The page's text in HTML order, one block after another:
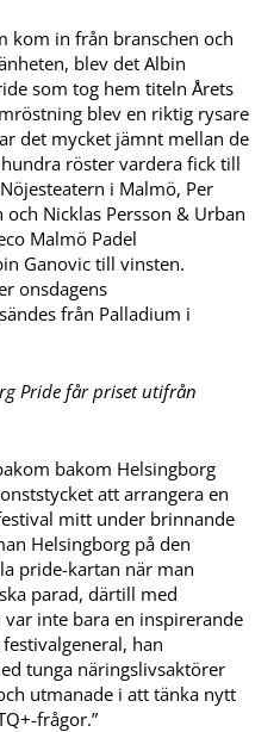
kom in från branschen och
blev det Albin
som tog hem titeln Årets
blev en riktig rysare
det mycket jämnt mellan de
röster vardera fick till
i Malmö, Per
Nicklas Persson & Urban
Malmö Padel
Ganovic till vinsten.
onsdagens
från Palladium i
Pride får priset utifrån
bakom Helsingborg
att arrangera en
mitt under brinnande
Helsingborg på den
pride-kartan när man
parad, därtill med
inte bara en inspirerande
han
tunga näringslivsaktörer
utmanade i att tänka nytt
frågor.”